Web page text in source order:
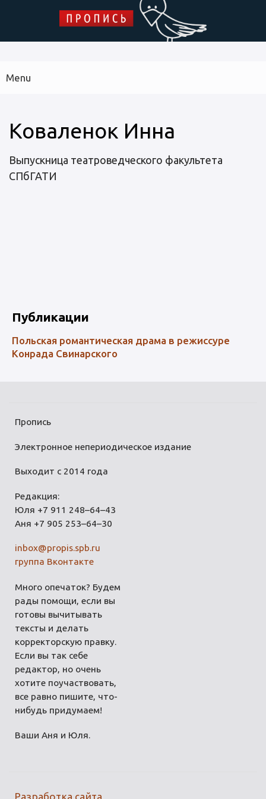
Skip to main content
Main
Menu
Коваленок Инна
Выпускница театроведческого факультета
СПбГАТИ
Публикации
Польская романтическая драма в режиссуре
Конрада Свинарского
Пропись
Электронное непериодическое издание
Выходит с 2014 года
Редакция:
Юля +7 911 248–64–43
Аня +7 905 253–64–30
inbox@propis.spb.ru
группа Вконтакте
Много опечаток? Будем
рады помощи, если вы
готовы вычитывать
тексты и делать
корректорскую правку.
Если вы так себе
редактор, но очень
хотите поучаствовать,
все равно пишите, что-
нибудь придумаем!
Ваши Аня и Юля.
Разработка сайта